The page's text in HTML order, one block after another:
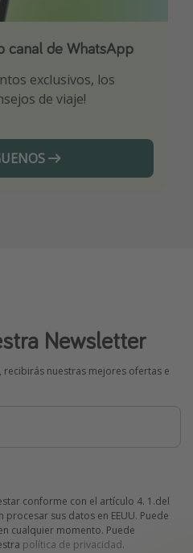
canal de WhatsApp
exclusivos, los
de viaje!
nuestros chollazos
canal de Telegram!
seleccionadas para
en viajes
Newsletter
nuestras mejores ofertas e
conforme con el artículo 4. 1.del
sus datos en EEUU. Puede
cualquier momento. Puede
política de privacidad.